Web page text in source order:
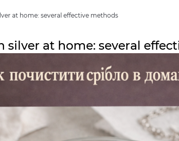
at home: several effective methods
silver at home: several